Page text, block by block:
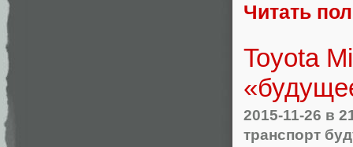
Читать
Toyota
2015-11-26 в
транспорт